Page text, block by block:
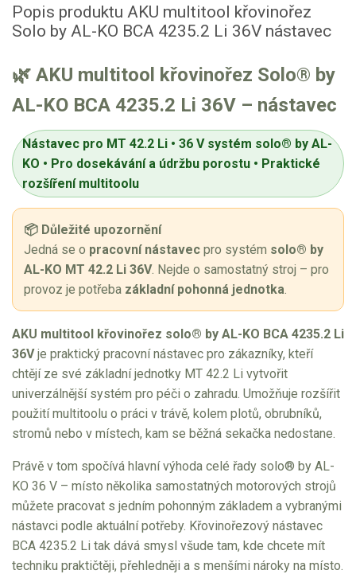
Vyvětvovací pily
Aku křovinořezy a vyžínače
Aku pily
Aku sekačky
Aku STIHL
AL-KO 18V
AL-KO 36V
Štípačka na dřevo
VARI
VARI malotraktory
VARI multifunkční nosiče
Sněhové frézy
Vertikutátory
Kultivátory
Nůžky na živý plot
Popis produktu AKU multitool křovinořez
Solo by AL-KO BCA 4235.2 Li 36V nástavec
🌿 AKU multitool křovinořez Solo® by
AL-KO BCA 4235.2 Li 36V – nástavec
Nástavec pro MT 42.2 Li • 36 V systém solo® by AL-
KO • Pro dosekávání a údržbu porostu • Praktické
rozšíření multitoolu
📦 Důležité upozornění
Jedná se o pracovní nástavec pro systém solo® by
AL-KO MT 42.2 Li 36V. Nejde o samostatný stroj – pro
provoz je potřeba základní pohonná jednotka
AKU multitool křovinořez solo® by AL-KO BCA 4235.2 Li
36Vje praktický pracovní nástavec pro zákazníky, kteří
chtějí ze své základní jednotky MT 42.2 Li vytvořit
univerzálnější systém pro péči o zahradu. Umožňuje rozšířit
použití multitoolu o práci v trávě, kolem plotů, obrubníků,
stromů nebo v místech, kam se běžná sekačka nedostane.
Právě v tom spočívá hlavní výhoda celé řady solo® by AL-
KO 36 V – místo několika samostatných motorových strojů
můžete pracovat s jedním pohonným základem a vybranými
nástavci podle aktuální potřeby. Křovinořezový nástavec
BCA 4235.2 Li tak dává smysl všude tam, kde chcete mít
techniku praktičtěji, přehledněji a s menšími nároky na místo.